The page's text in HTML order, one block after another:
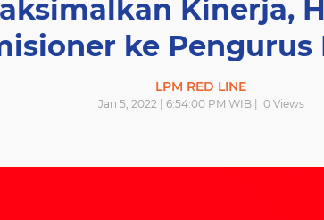
Kinerja,
ke Pengurus
LPM RED LINE
Jan 5, 2022 | 6:54:00 PM WIB | 0Views